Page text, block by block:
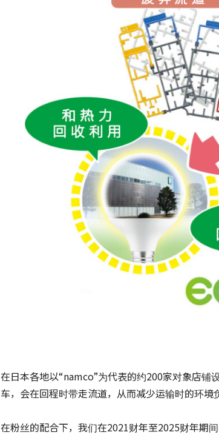
在日本各地以“namco”为代表的约200家对象店铺
车，会在回程时带走流道，从而减少运输时的环境
在粉丝的配合下，我们在2021财年至2025财年期